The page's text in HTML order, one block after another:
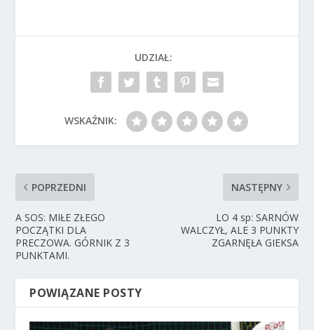
UDZIAŁ:
WSKAŹNIK:
POPRZEDNI
A SOS: MIŁE ZŁEGO
POCZĄTKI DLA
PRECZOWA. GÓRNIK Z 3
PUNKTAMI.
NASTĘPNY
LO 4 sp: SARNÓW
WALCZYŁ, ALE 3 PUNKTY
ZGARNĘŁA GIEKSA
POWIĄZANE POSTY